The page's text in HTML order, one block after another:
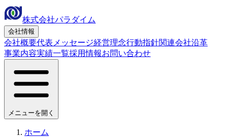
株式会社パラダイム
会社情報
会社概要代表メッセージ経営理念行動指針関連会社沿革
事業内容実績一覧採用情報お問い合わせ
メニューを開く
ホーム